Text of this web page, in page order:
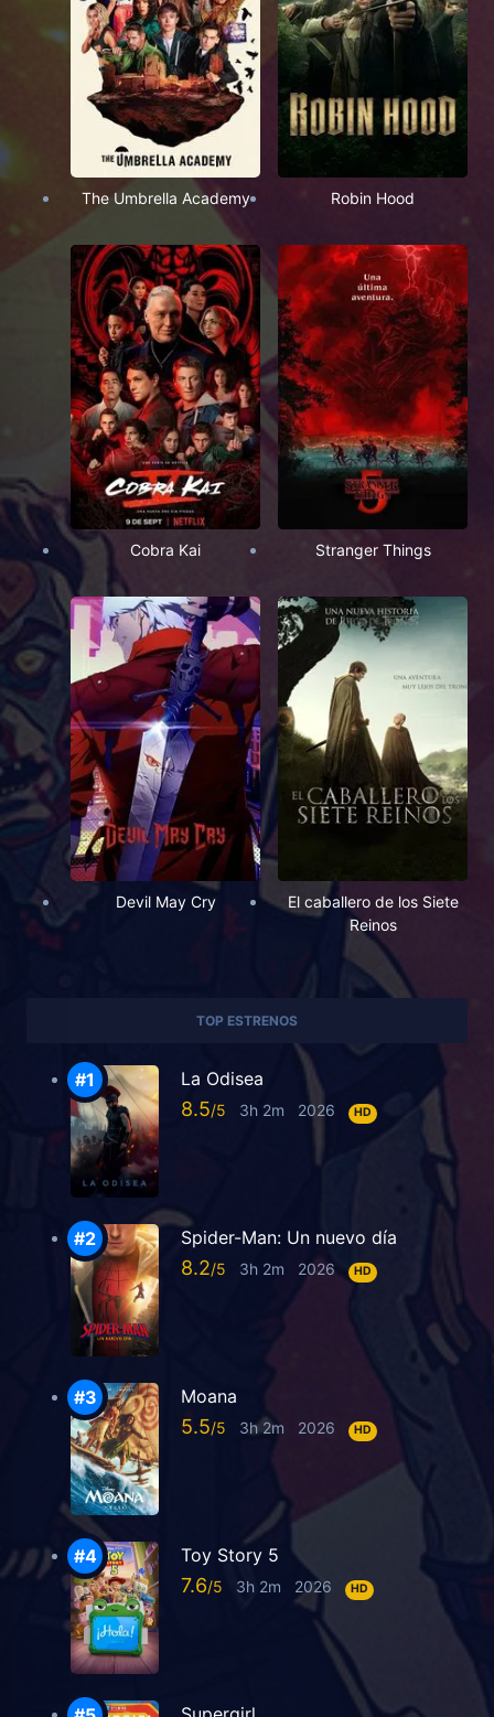
The Umbrella Academy Robin Hood
Cobra Kai Stranger Things
Devil May Cry
El caballero de los Siete
Reinos
TOP ESTRENOS
La Odisea
8.5 3h 2m 2026 HD
Spider-Man: Un nuevo día
8.2 3h 2m 2026 HD
Moana
5.5 3h 2m 2026 HD
Toy Story 5
7.6 3h 2m 2026 HD